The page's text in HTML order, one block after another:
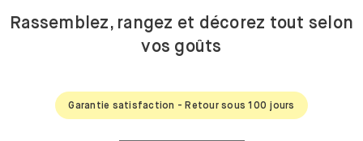
Rassemblez, rangez et décorez tout selon
vos goûts
Garantie satisfaction - Retour sous 100 jours